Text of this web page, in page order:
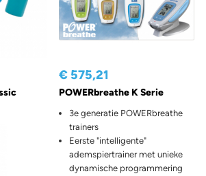
€ 575,21
POWERbreathe K Serie
3e generatie POWERbreathe
trainers
Eerste "intelligente"
ademspiertrainer met unieke
dynamische programmering